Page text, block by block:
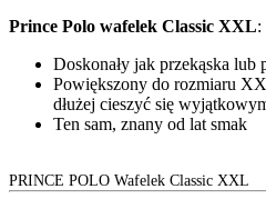
Prince Polo wafelek Classic XXL:
Doskonały jak przekąska lub
Powiększony do rozmiaru
dłużej cieszyć się
Ten sam, znany od lat smak
PRINCE POLO Wafelek Classic XXL